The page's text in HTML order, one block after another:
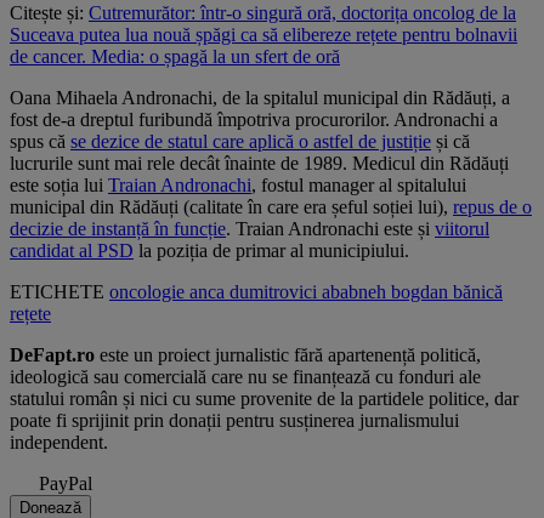
Citește și: Cutremurător: într-o singură oră, doctorița oncolog de la
Suceava putea lua nouă șpăgi ca să elibereze rețete pentru bolnavii
de cancer. Media: o șpagă la un sfert de oră
Oana Mihaela Andronachi, de la spitalul municipal din Rădăuți, a
fost de-a dreptul furibundă împotriva procurorilor. Andronachi a
spus că se dezice de statul care aplică o astfel de justiție și că
lucrurile sunt mai rele decât înainte de 1989. Medicul din Rădăuți
este soția lui Traian Andronachi, fostul manager al spitalului
municipal din Rădăuți (calitate în care era șeful soției lui), repus de o
decizie de instanță în funcție. Traian Andronachi este și viitorul
candidat al PSD la poziția de primar al municipiului.
ETICHETE oncologie anca dumitrovici ababneh bogdan bănică
rețete
DeFapt.ro este un proiect jurnalistic fără apartenență politică,
ideologică sau comercială care nu se finanțează cu fonduri ale
statului român și nici cu sume provenite de la partidele politice, dar
poate fi sprijinit prin donații pentru susținerea jurnalismului
independent.
PayPal
Donează